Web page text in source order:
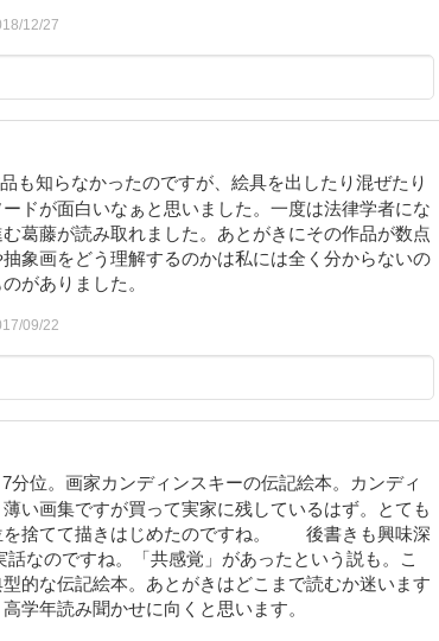
12/27
も知らなかったのですが、絵具を出したり混ぜたり
ドが面白いなぁと思いました。一度は法律学者にな
葛藤が読み取れました。あとがきにその作品が数点
象画をどう理解するのかは私には全く分からないの
がありました。
09/22
分位。画家カンディンスキーの伝記絵本。カンディ
い画集ですが買って実家に残しているはず。とても
を捨てて描きはじめたのですね。 後書きも興味深
なのですね。「共感覚」があったという説も。こ
な伝記絵本。あとがきはどこまで読むか迷います
学年読み聞かせに向くと思います。